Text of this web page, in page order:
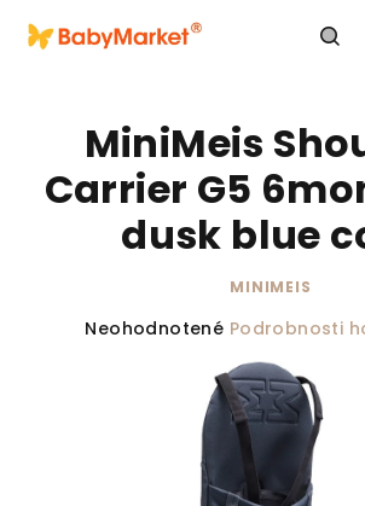
MiniMeis
Carrier G5
dusk blue
MINIMEIS
Priemerné hodnotenie
Neohodnotené Podrobnosti